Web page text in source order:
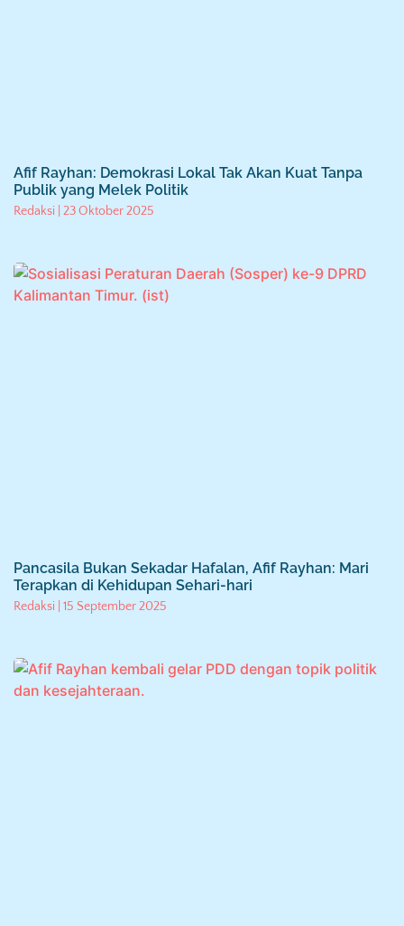
Afif Rayhan: Demokrasi Lokal Tak Akan Kuat Tanpa
Publik yang Melek Politik
Redaksi 23 Oktober 2025
Pancasila Bukan Sekadar Hafalan, Afif Rayhan: Mari
Terapkan di Kehidupan Sehari-hari
Redaksi 15 September 2025